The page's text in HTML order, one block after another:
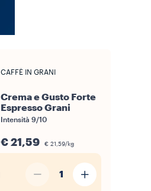
CAFFÈ IN GRANI
Crema e Gusto Forte
Espresso Grani
Intensità 9/10
€ 21,59 € 21,59/kg
1